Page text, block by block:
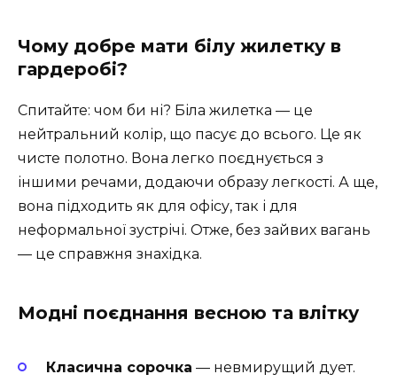
Чому добре мати білу жилетку в
гардеробі?
Спитайте: чом би ні? Біла жилетка — це
нейтральний колір, що пасує до всього. Це як
чисте полотно. Вона легко поєднується з
іншими речами, додаючи образу легкості. А ще,
вона підходить як для офісу, так і для
неформальної зустрічі. Отже, без зайвих вагань
— це справжня знахідка.
Модні поєднання весною та влітку
Класична сорочка — невмирущий дует.